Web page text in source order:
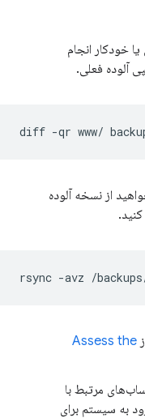
خودکار انجام
آلوده فعلی.
diff -qr www/
از نسخه آلوده
rsync -avz /
Assess the
مرتبط با
به سیستم برای